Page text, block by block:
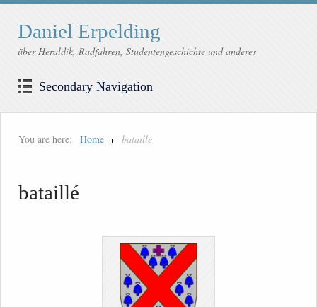
Daniel Erpelding
über Heraldik, Radfahren, Studentengeschichte und anderes
Secondary Navigation
You are here: Home bataillé
bataillé